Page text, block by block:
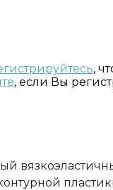
,
, если Вы